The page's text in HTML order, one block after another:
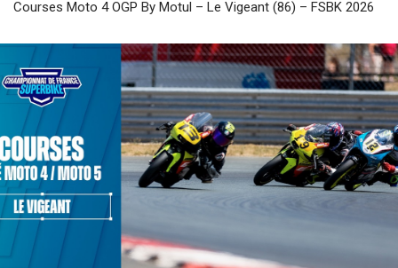
Courses Moto 4 OGP By Motul – Le Vigeant (86) – FSBK 2026